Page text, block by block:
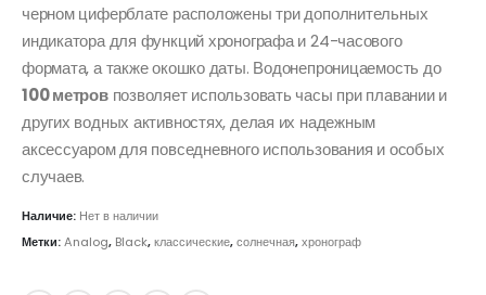
черном циферблате расположены три дополнительных
индикатора для функций хронографа и 24-часового
формата, а также окошко даты. Водонепроницаемость до
100 метровпозволяет использовать часы при плавании и
других водных активностях, делая их надежным
аксессуаром для повседневного использования и особых
случаев.
Наличие: Нет в наличии
Метки:Analog, Black,классические,солнечная,хронограф